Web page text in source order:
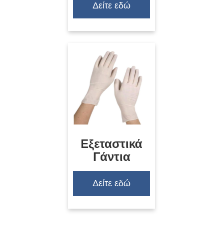
Δείτε εδώ
Εξεταστικά
Γάντια
Δείτε εδώ